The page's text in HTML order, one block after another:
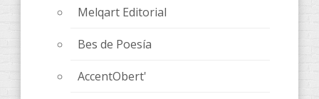
Melqart Editorial
Bes de Poesía
AccentObert'